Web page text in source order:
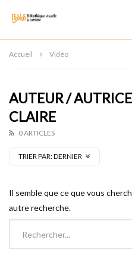
Accueil Vidéo
AUTEUR /
CLAIRE
0 ARTICLES
TRIER PAR:DERNIER
Il semble que ce que vous
autre recherche.